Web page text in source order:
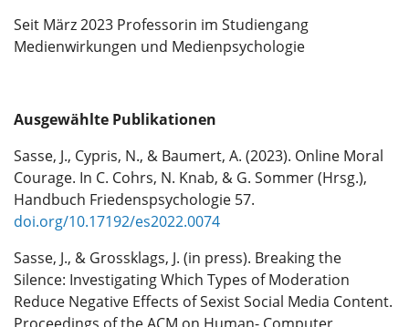
Seit März 2023 Professorin im Studiengang
Medienwirkungen und Medienpsychologie
Ausgewählte Publikationen
Sasse, J., Cypris, N., & Baumert, A. (2023). Online Moral
Courage. In C. Cohrs, N. Knab, & G. Sommer (Hrsg.),
Handbuch Friedenspsychologie 57.
doi.org/10.17192/es2022.0074
Sasse, J., & Grossklags, J. (in press). Breaking the
Silence: Investigating Which Types of Moderation
Reduce Negative Effects of Sexist Social Media Content.